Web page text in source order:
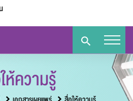
ห้ความรู้